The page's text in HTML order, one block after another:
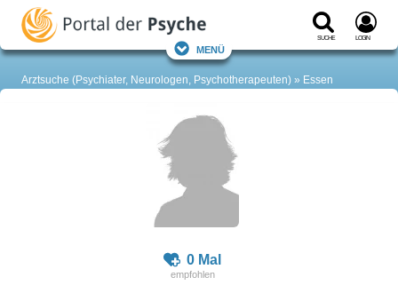
Suche Login
Menü
Arztsuche (Psychiater, Neurologen, Psychotherapeuten) Essen
0 Mal